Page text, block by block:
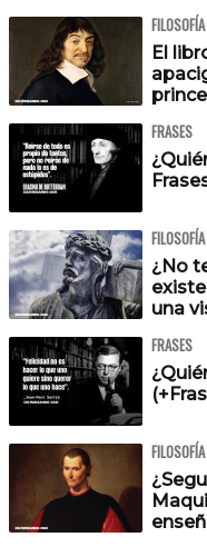
FILOSOFÍA
El
FRASES
FILOSOFÍA
¿No
una
FRASES
FILOSOFÍA